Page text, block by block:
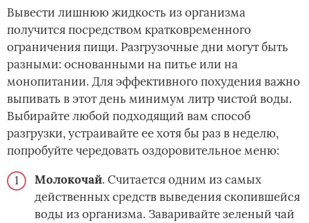
Вывести лишнюю жидкость из организма
получится посредством кратковременного
ограничения пищи. Разгрузочные дни могут быть
разными: основанными на питье или на
монопитании. Для эффективного похудения важно
выпивать в этот день минимум литр чистой воды.
Выбирайте любой подходящий вам способ
разгрузки, устраивайте ее хотя бы раз в неделю,
попробуйте чередовать оздоровительное меню:
Молокочай. Считается одним из самых
действенных средств выведения скопившейся
воды из организма. Заваривайте зеленый чай